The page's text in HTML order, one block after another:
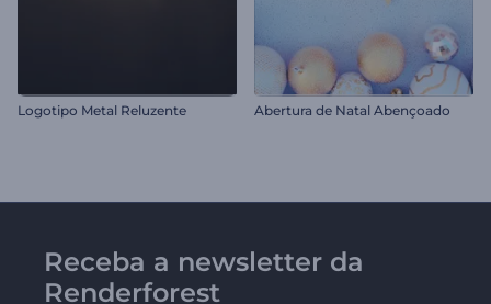
Logotipo Metal Reluzente Abertura de Natal Abençoado
Receba a newsletter da
Renderforest